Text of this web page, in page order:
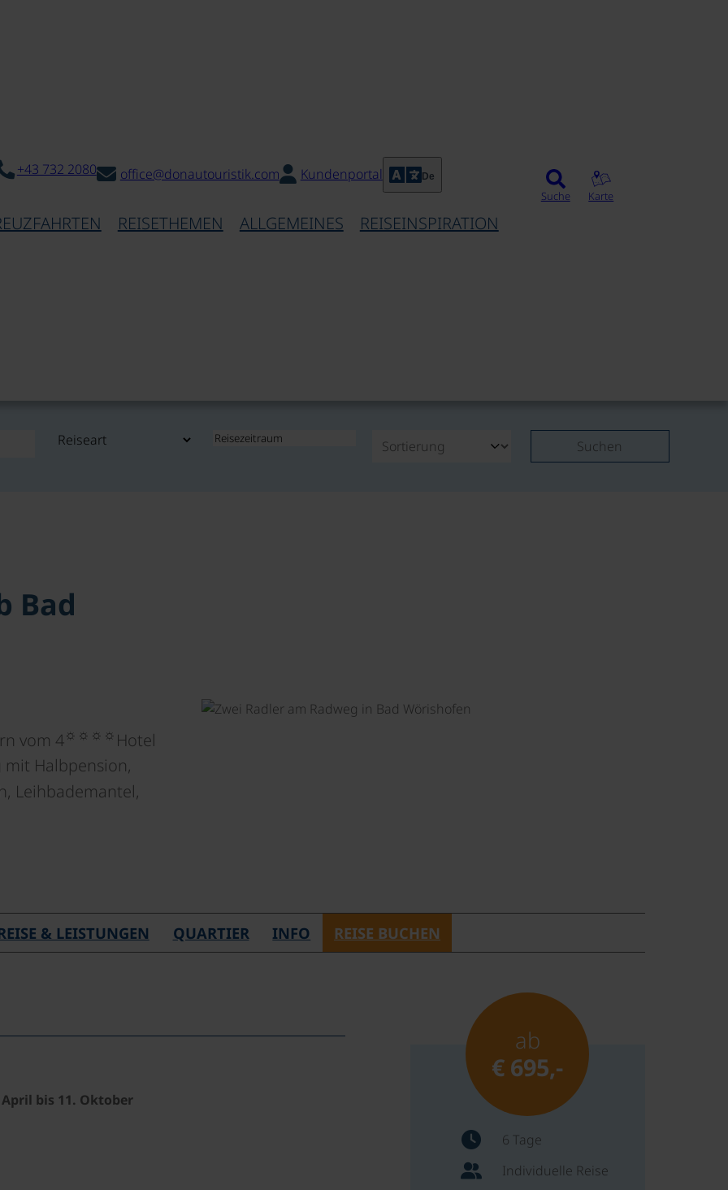
+43 732 2080 office@donautouristik.com Kundenportal De
REISETHEMEN ALLGEMEINES REISEINSPIRATION
Suche Karte
Suchen
Bad
vom 4 ☼☼☼☼ Hotel
Halbpension,
Leihbademantel,
& LEISTUNGEN QUARTIER INFO REISE BUCHEN
bis 11. Oktober
ab
€ 695,-
6 Tage
Individuelle Reise